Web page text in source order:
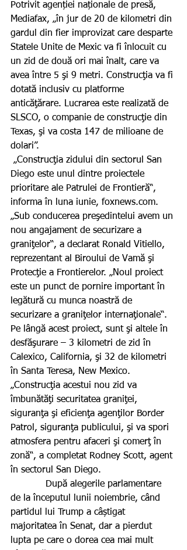
Potrivit agenției naționale de presă,
Mediafax, „în jur de 20 de kilometri din
gardul din fier improvizat care desparte
Statele Unite de Mexic va fi înlocuit cu
un zid de două ori mai înalt, care va
avea între 5 şi 9 metri. Construcţia va fi
dotată inclusiv cu platforme
anticăţărare. Lucrarea este realizată de
SLSCO, o companie de construcţie din
Texas, şi va costa 147 de milioane de
dolari”.
Diego este unul dintre proiectele
prioritare ale Patrulei de Frontieră“,
informa în luna iunie, foxnews.com.
„Sub conducerea preşedintelui avem un
nou angajament de securizare a
graniţelor“, a declarat Ronald Vitiello,
reprezentant al Biroului de Vamă şi
Protecţie a Frontierelor. „Noul proiect
este un punct de pornire important în
legătură cu munca noastră de
securizare a graniţelor internaţionale“.
Pe lângă acest proiect, sunt şi altele în
desfăşurare – 3 kilometri de zid în
Calexico, California, şi 32 de kilometri
în Santa Teresa, New Mexico.
„Construcţia acestui nou zid va
îmbunătăţi securitatea graniţei,
siguranţa şi eficienţa agenţilor Border
Patrol, siguranţa publicului, şi va spori
atmosfera pentru afaceri şi comerţ în
zonă“, a completat Rodney Scott, agent
în sectorul San Diego.
de la începutul lunii noiembrie, când
partidul lui Trump a câștigat
majoritatea în Senat, dar a pierdut
lupta pe care o dorea cea mai mult